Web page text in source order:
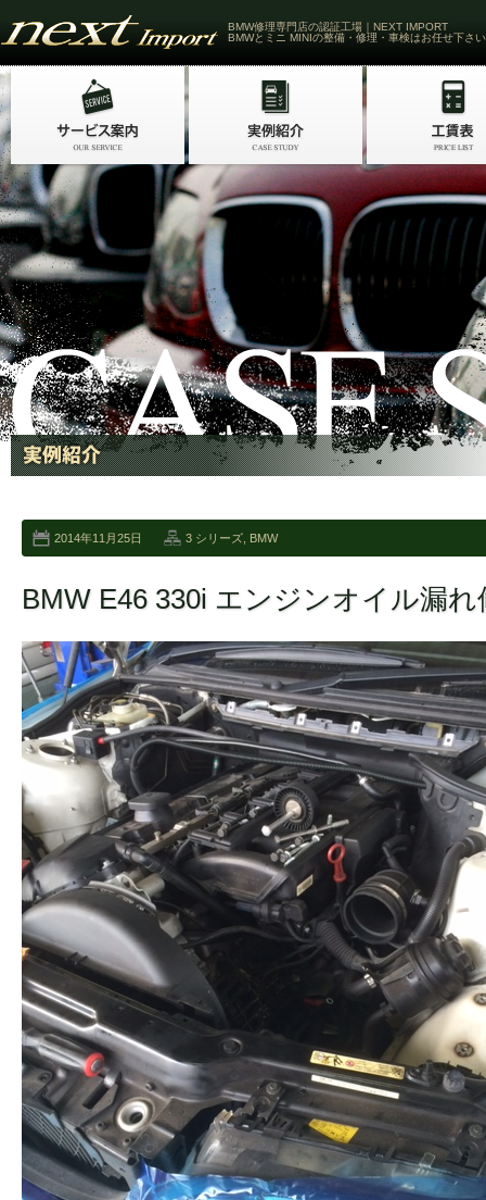
BMW修理専門店の認証工場｜NEXT IMPORT
BMWとミニ MINIの整備・修理・車検はお任せ下さい
2014年11月25日 3 シリーズ BMW
BMW E46 330i エンジンオイル漏れ